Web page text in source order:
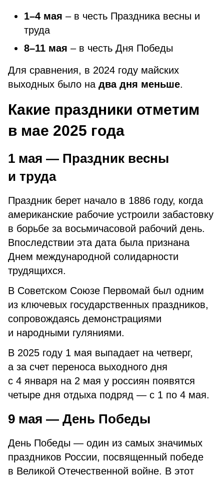
1–4 мая – в честь Праздника весны и
труда
8–11 мая – в честь Дня Победы
Для сравнения, в 2024 году майских
выходных было на два дня меньше.
Какие праздники отметим
в мае 2025 года
1 мая — Праздник весны
и труда
Праздник берет начало в 1886 году, когда
американские рабочие устроили забастовку
в борьбе за восьмичасовой рабочий день.
Впоследствии эта дата была признана
Днем международной солидарности
трудящихся.
В Советском Союзе Первомай был одним
из ключевых государственных праздников,
сопровождаясь демонстрациями
и народными гуляниями.
В 2025 году 1 мая выпадает на четверг,
а за счет переноса выходного дня
с 4 января на 2 мая у россиян появятся
четыре дня отдыха подряд — с 1 по 4 мая.
9 мая — День Победы
День Победы — один из самых значимых
праздников России, посвященный победе
в Великой Отечественной войне. В этот